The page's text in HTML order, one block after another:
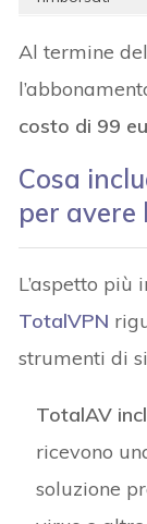
Al termine
costo di 99
Cosa
per avere
L’aspetto più
TotalVPN
strumenti di
TotalAV
ricevono
soluzione